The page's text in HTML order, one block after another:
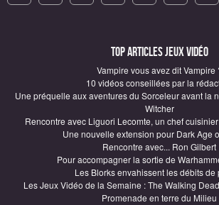
Top articles Jeux vidéo
Vampire vous avez dit Vampire
10 vidéos conseillées par la
Une préquelle aux aventures du Sorceleur avant la
Witcher
Rencontre avec Liguori Lecomte, un chef
Une nouvelle extension pour Dark Age
Rencontre avec... Ron Gilbert
Pour accompagner la sortie de
Les Blorks envahissent les débits de
Les Jeux Vidéo de la Semaine : The Walking
Promenade en terre du Milieu